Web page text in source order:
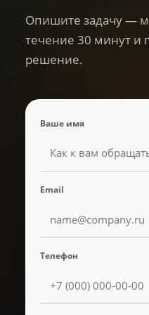
Опишите задачу —
течение 30 минут
решение.
Ваше имя
Email
Телефон